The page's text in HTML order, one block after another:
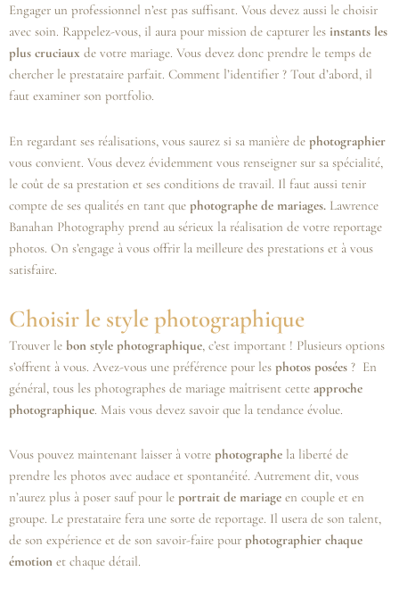
Engager un professionnel n’est pas suffisant. Vous devez aussi le choisir
avec soin. Rappelez-vous, il aura pour mission de capturer les instants les
plus cruciaux de votre mariage. Vous devez donc prendre le temps de
chercher le prestataire parfait. Comment l’identifier ? Tout d’abord, il
faut examiner son portfolio.
En regardant ses réalisations, vous saurez si sa manière de photographier
vous convient. Vous devez évidemment vous renseigner sur sa spécialité,
le coût de sa prestation et ses conditions de travail. Il faut aussi tenir
compte de ses qualités en tant que photographe de mariages. Lawrence
Banahan Photography prend au sérieux la réalisation de votre reportage
photos. On s’engage à vous offrir la meilleure des prestations et à vous
satisfaire.
Choisir le style photographique
Trouver le bon style photographique, c’est important ! Plusieurs options
s’offrent à vous. Avez-vous une préférence pour les photos posées ? En
général, tous les photographes de mariage maîtrisent cette approche
photographique. Mais vous devez savoir que la tendance évolue.
Vous pouvez maintenant laisser à votre photographe la liberté de
prendre les photos avec audace et spontanéité. Autrement dit, vous
n’aurez plus à poser sauf pour le portrait de mariage en couple et en
groupe. Le prestataire fera une sorte de reportage. Il usera de son talent,
de son expérience et de son savoir-faire pour photographier chaque
émotion et chaque détail.